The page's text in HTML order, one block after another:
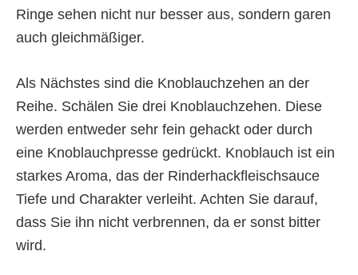
Ringe sehen nicht nur besser aus, sondern garen
auch gleichmäßiger.
Als Nächstes sind die Knoblauchzehen an der
Reihe. Schälen Sie drei Knoblauchzehen. Diese
werden entweder sehr fein gehackt oder durch
eine Knoblauchpresse gedrückt. Knoblauch ist ein
starkes Aroma, das der Rinderhackfleischsauce
Tiefe und Charakter verleiht. Achten Sie darauf,
dass Sie ihn nicht verbrennen, da er sonst bitter
wird.